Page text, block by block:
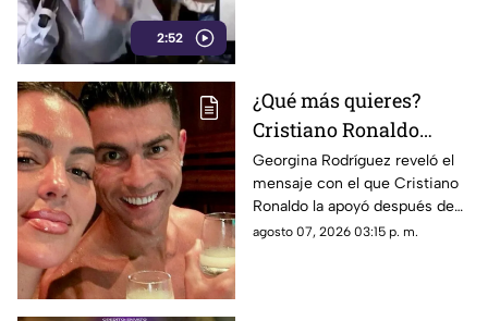
2:52
¿Qué más quieres?
Cristiano Ronaldo
lanza contundente
mensaje tras críticas a
Georgina Rodríguez
Georgina Rodríguez reveló el
mensaje con el que Cristiano
Ronaldo la apoyó después de
recibir críticas por su cuerpo
agosto 07, 2026 03:15 p. m.